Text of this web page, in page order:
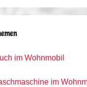
im Wohnmobil
im